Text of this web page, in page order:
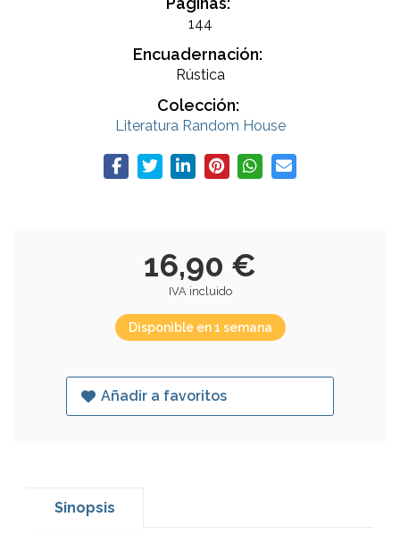
144
Encuadernación:
Rústica
Colección:
Literatura Random House
16,90 €
IVA incluido
Disponible en 1 semana
Añadir a favoritos
Sinopsis